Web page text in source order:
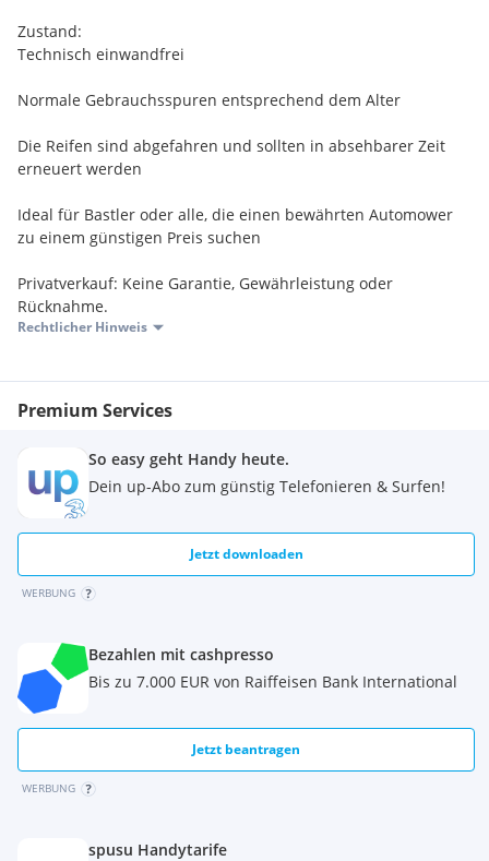
Zustand:
Technisch einwandfrei
Normale Gebrauchsspuren entsprechend dem Alter
Die Reifen sind abgefahren und sollten in absehbarer Zeit
erneuert werden
Ideal für Bastler oder alle, die einen bewährten Automower
zu einem günstigen Preis suchen
Privatverkauf: Keine Garantie, Gewährleistung oder
Rücknahme.
Rechtlicher Hinweis
Premium Services
So easy geht Handy heute.
Dein up-Abo zum günstig Telefonieren & Surfen!
Jetzt downloaden
WERBUNG
Bezahlen mit cashpresso
Bis zu 7.000 EUR von Raiffeisen Bank International
Jetzt beantragen
WERBUNG
spusu Handytarife